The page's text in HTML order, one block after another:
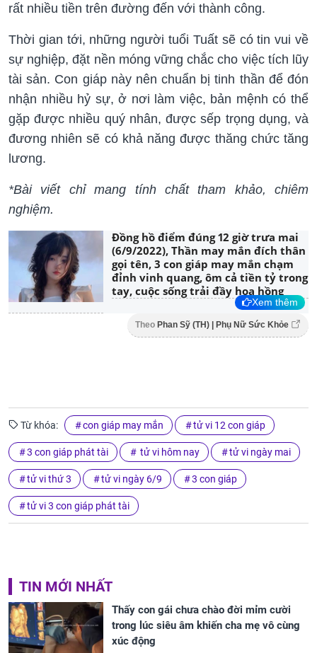
rất nhiều tiền trên đường đến với thành công.
Thời gian tới, những người tuổi Tuất sẽ có tin vui về
sự nghiệp, đặt nền móng vững chắc cho việc tích lũy
tài sản. Con giáp này nên chuẩn bị tinh thần để đón
nhận nhiều hỷ sự, ở nơi làm việc, bản mệnh có thể
gặp được nhiều quý nhân, được sếp trọng dụng, và
đương nhiên sẽ có khả năng được thăng chức tăng
lương.
*Bài viết chỉ mang tính chất tham khảo, chiêm
nghiệm.
Đồng hồ điểm đúng 12 giờ trưa mai
(6/9/2022), Thần may mắn đích thân
gọi tên, 3 con giáp may mắn chạm
đỉnh vinh quang, ôm cả tiền tỷ trong
tay, cuộc sống trải đầy hoa hồng
Xem thêm
Theo Phan Sỹ (TH) | Phụ Nữ Sức Khỏe
Từ khóa: con giáp may mắn tử vi 12 con giáp
3 con giáp phát tài tử vi hôm nay tử vi ngày mai
tử vi thứ 3 tử vi ngày 6/9 3 con giáp
tử vi 3 con giáp phát tài
TIN MỚI NHẤT
Thấy con gái chưa chào đời mỉm cười
trong lúc siêu âm khiến cha mẹ vô cùng
xúc động